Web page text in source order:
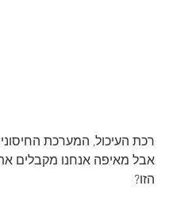
רכת העיכול, המערכת
אבל מאיפה אנחנו מקבלים
הזו?